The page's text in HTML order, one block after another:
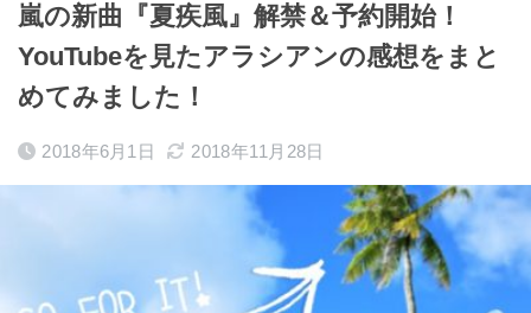
嵐の新曲『夏疾風』解禁＆予約開始！
YouTubeを見たアラシアンの感想をまと
めてみました！
2018年6月1日 2018年11月28日